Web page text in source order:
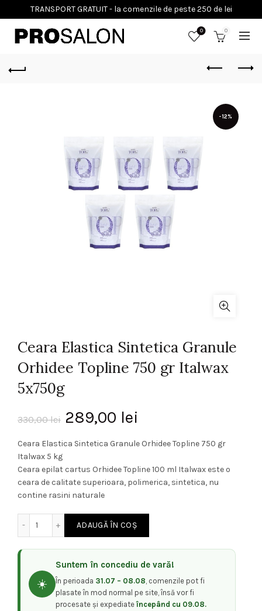
0 0
-12%
Ceara Elastica Sintetica Granule
Orhidee Topline 750 gr Italwax
5x750g
330,00lei Prețul
inițial
a
fost:
330,00 lei.
289,00 lei
curent
este:
Ceara Elastica Sintetica Granule Orhidee Topline 750 gr
Italwax 5 kg
Ceara epilat cartus Orhidee Topline 100 ml Italwax este o
ceara de calitate superioara, polimerica, sintetica, nu
contine rasini naturale
Cantitate Ceara Elastica Sintetica Granule Orhidee
ADAUGĂ ÎN COȘ
☀️
Suntem în concediu de vară!
În perioada 31.07 – 08.08, comenzile pot fi
plasate în mod normal pe site, însă vor fi
procesate și expediateîncepând cu 09.08.